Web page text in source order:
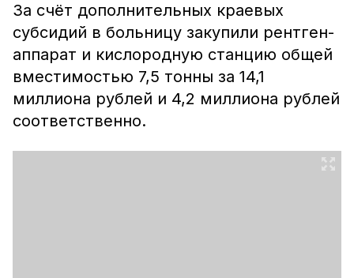
За счёт дополнительных краевых
субсидий в больницу закупили рентген-
аппарат и кислородную станцию общей
вместимостью 7,5 тонны за 14,1
миллиона рублей и 4,2 миллиона рублей
соответственно.